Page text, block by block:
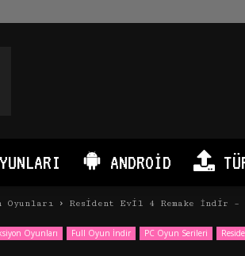
ANDROID
Oyunları Resident Evil 4 Remake İndir –
Oyunları Full Oyun İndir PC Oyun Serileri